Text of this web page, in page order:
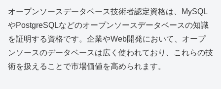
オープンソースデータベース技術者認定資格は、MySQL
やPostgreSQLなどのオープンソースデータベースの知識
を証明する資格です。企業やWeb開発において、オープ
ンソースのデータベースは広く使われており、これらの技
術を扱えることで市場価値を高められます。